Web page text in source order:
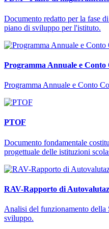
Documento redatto per la fase
piano di sviluppo per l'istituto.
Programma Annuale e Conto
Programma Annuale e Conto
PTOF
Documento fondamentale
progettuale delle istituzioni
RAV-Rapporto di
Analisi del funzionamento
sviluppo.